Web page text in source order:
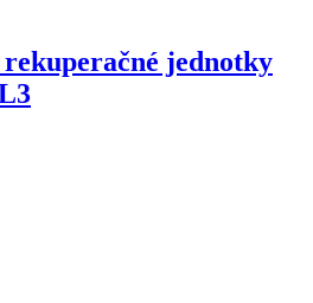
rekuperačné jednotky